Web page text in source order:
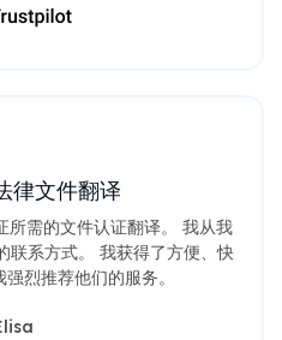
律文件翻译
需的文件认证翻译。 我从我
联系方式。 我获得了方便、快
烈推荐他们的服务。